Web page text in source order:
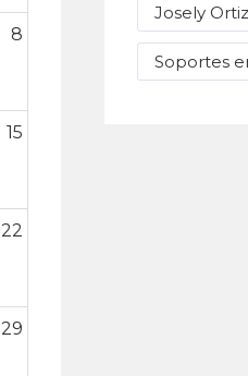
8
15
22
29
Josely Ortiz
Soportes